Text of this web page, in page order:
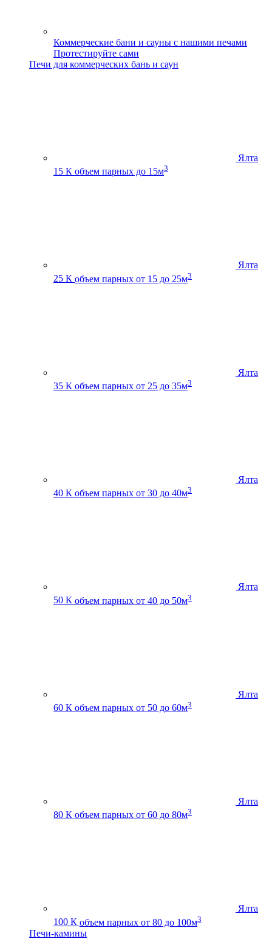
Коммерческие бани и сауны с нашими печами
Протестируйте сами
Печи для коммерческих бань и саун
Ялта
15 К объем парных до 15м3
Ялта
25 К объем парных от 15 до 25м3
Ялта
35 К объем парных от 25 до 35м3
Ялта
40 К объем парных от 30 до 40м3
Ялта
50 К объем парных от 40 до 50м3
Ялта
60 К объем парных от 50 до 60м3
Ялта
80 К объем парных от 60 до 80м3
Ялта
100 К объем парных от 80 до 100м3
Печи-камины